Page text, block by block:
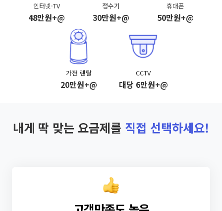
인터넷·TV
48만원+@
정수기
30만원+@
휴대폰
50만원+@
가전 렌탈
20만원+@
CCTV
대당 6만원+@
내게 딱 맞는 요금제를 직접 선택하세요!